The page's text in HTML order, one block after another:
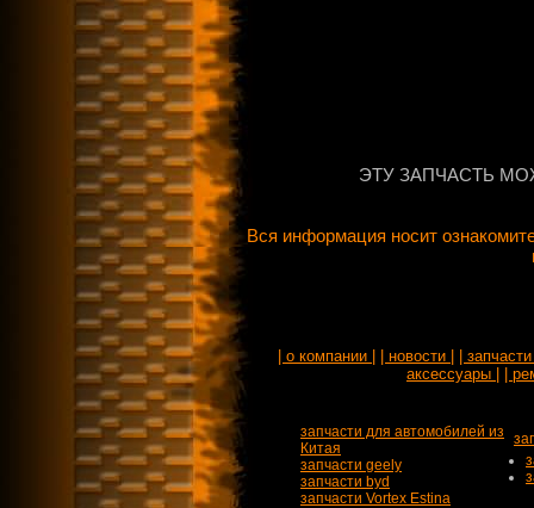
ЭТУ ЗАПЧАСТЬ
Вся информация носит
| о компании | | новости |
|
аксессуары |
|
запчасти для автомобилей из
Китая
запчасти geely
запчасти byd
запчасти Vortex Estina